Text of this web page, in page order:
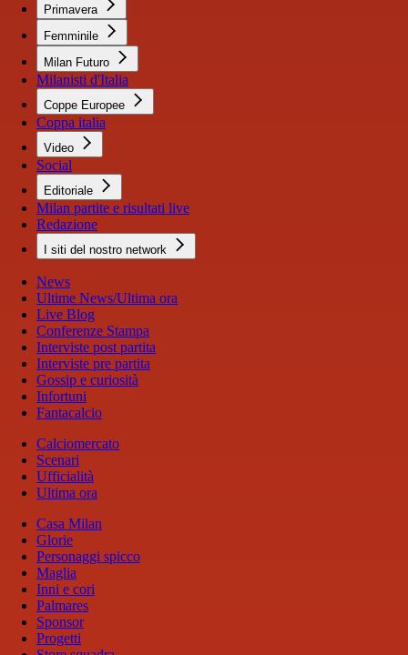
Primavera
Femminile
Milan Futuro
Milanisti d'Italia
Coppe Europee
Coppa italia
Video
Social
Editoriale
Milan partite e risultati live
Redazione
I siti del nostro network
News
Ultime News/Ultima ora
Live Blog
Conferenze Stampa
Interviste post partita
Interviste pre partita
Gossip e curiosità
Infortuni
Fantacalcio
Calciomercato
Scenari
Ufficialità
Ultima ora
Casa Milan
Glorie
Personaggi spicco
Maglia
Inni e cori
Palmares
Sponsor
Progetti